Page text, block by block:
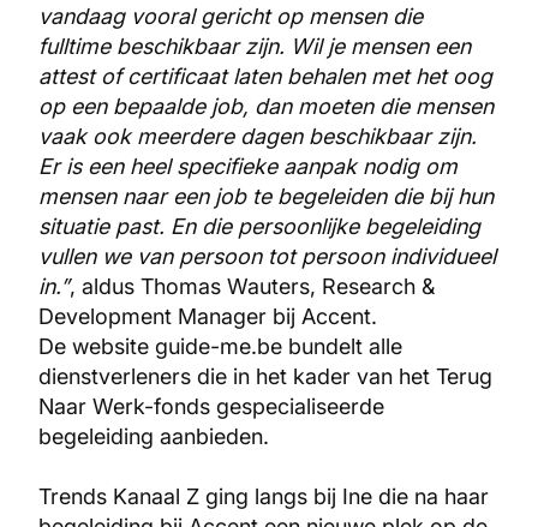
vandaag vooral gericht op mensen die
fulltime beschikbaar zijn. Wil je mensen een
attest of certificaat laten behalen met het oog
op een bepaalde job, dan moeten die mensen
vaak ook meerdere dagen beschikbaar zijn.
Er is een heel specifieke aanpak nodig om
mensen naar een job te begeleiden die bij hun
situatie past. En die persoonlijke begeleiding
vullen we van persoon tot persoon individueel
in.”, aldus Thomas Wauters, Research &
Development Manager bij Accent.
De website guide-me.be bundelt alle
dienstverleners die in het kader van het Terug
Naar Werk-fonds gespecialiseerde
begeleiding aanbieden.
Trends Kanaal Z ging langs bij Ine die na haar